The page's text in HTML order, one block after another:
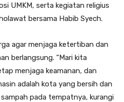
UMKM, serta kegiatan religius
bersama Habib Syech.
agar menjaga ketertiban dan
berlangsung. “Mari kita
menjaga keamanan, dan
adalah kota yang bersih dan
pada tempatnya, kurangi